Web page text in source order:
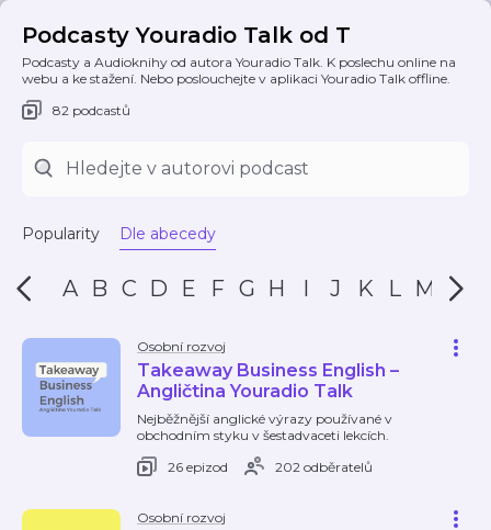
Podcasty Youradio Talk od T
Podcasty a Audioknihy od autora Youradio Talk. K poslechu online na
webu a ke stažení. Nebo poslouchejte v aplikaci Youradio Talk offline.
82 podcastů
Popularity Dle abecedy
A B C D E F G H I J K L M N
Osobní rozvoj
Takeaway Business English –
Angličtina Youradio Talk
Nejběžnější anglické výrazy používané v
obchodním styku v šestadvaceti lekcích.
26 epizod
202 odběratelů
Osobní rozvoj